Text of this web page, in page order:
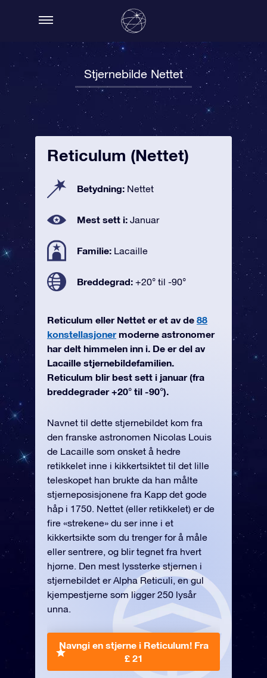
Stjernebilde Nettet
Reticulum (Nettet)
Betydning: Nettet
Mest sett i: Januar
Familie: Lacaille
Breddegrad: +20° til -90°
Reticulum eller Nettet er et av de 88
konstellasjonermoderne astronomer
har delt himmelen inn i. De er del av
Lacaille stjernebildefamilien.
Reticulum blir best sett i januar (fra
breddegrader +20° til -90°).
Navnet til dette stjernebildet kom fra
den franske astronomen Nicolas Louis
de Lacaille som ønsket å hedre
retikkelet inne i kikkertsiktet til det lille
teleskopet han brukte da han målte
stjerneposisjonene fra Kapp det gode
håp i 1750. Nettet (eller retikkelet) er de
fire «strekene» du ser inne i et
kikkertsikte som du trenger for å måle
eller sentrere, og blir tegnet fra hvert
hjørne. Den mest lyssterke stjernen i
stjernebildet er Alpha Reticuli, en gul
kjempestjerne som ligger 250 lysår
unna.
Navngi en stjerne i Reticulum! Fra
£ 21